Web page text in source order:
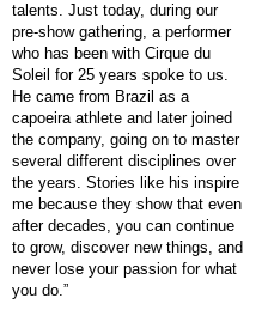
talents. Just today, during our
pre-show gathering, a performer
who has been with Cirque du
Soleil for 25 years spoke to us.
He came from Brazil as a
capoeira athlete and later joined
the company, going on to master
several different disciplines over
the years. Stories like his inspire
me because they show that even
after decades, you can continue
to grow, discover new things, and
never lose your passion for what
you do.”